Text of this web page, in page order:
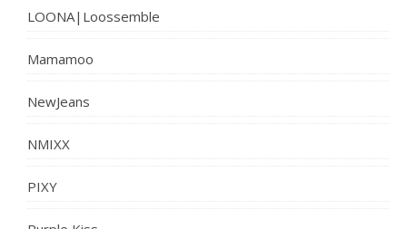
LOONA|Loossemble
Mamamoo
NewJeans
NMIXX
PIXY